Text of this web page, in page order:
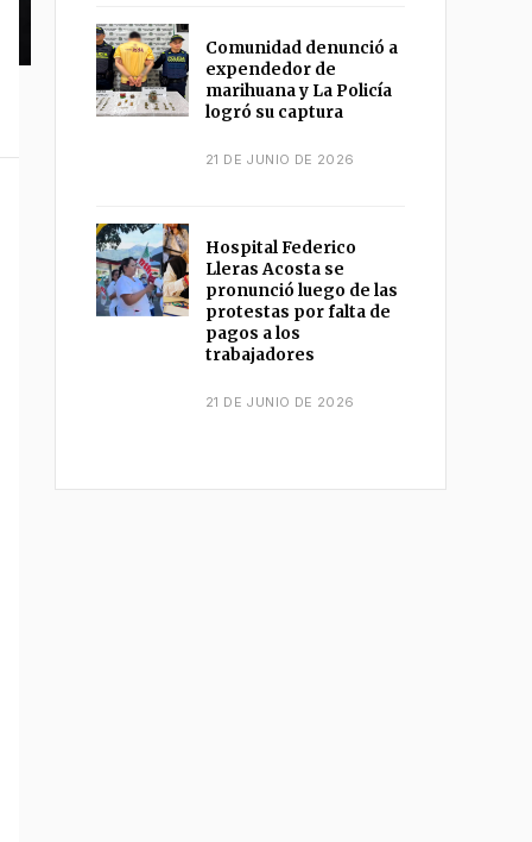
Comunidad denunció a
expendedor de
marihuana y La Policía
logró su captura
21 DE JUNIO DE 2026
Hospital Federico
Lleras Acosta se
pronunció luego de las
protestas por falta de
pagos a los
trabajadores
21 DE JUNIO DE 2026